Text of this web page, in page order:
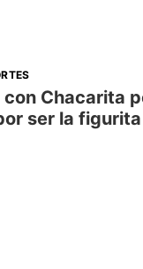
con Chacarita
ser la